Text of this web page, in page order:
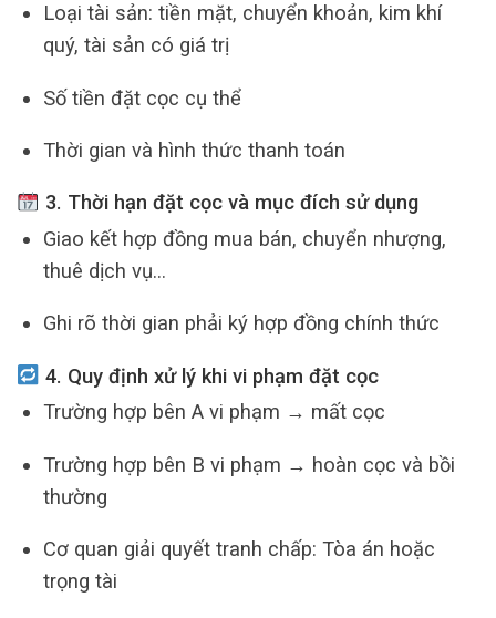
Loại tài sản: tiền mặt, chuyển khoản, kim khí
quý, tài sản có giá trị
Số tiền đặt cọc cụ thể
Thời gian và hình thức thanh toán
3. Thời hạn đặt cọc và mục đích sử dụng
Giao kết hợp đồng mua bán, chuyển nhượng,
thuê dịch vụ…
Ghi rõ thời gian phải ký hợp đồng chính thức
4. Quy định xử lý khi vi phạm đặt cọc
Trường hợp bên A vi phạm → mất cọc
Trường hợp bên B vi phạm → hoàn cọc và bồi
thường
Cơ quan giải quyết tranh chấp: Tòa án hoặc
trọng tài